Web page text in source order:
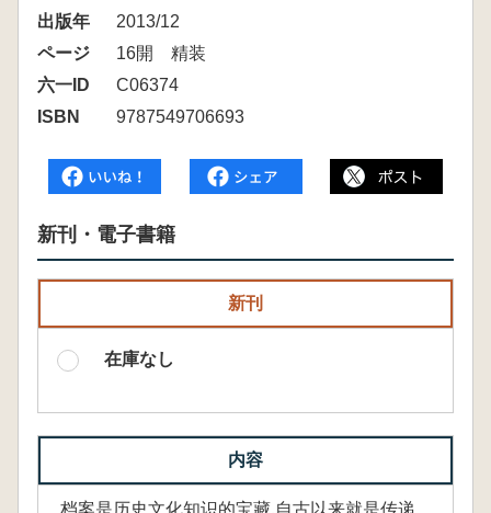
出版年
2013/12
ページ
16開 精装
六一ID
C06374
ISBN
9787549706693
新刊・電子書籍
新刊
在庫なし
内容
档案是历史文化知识的宝藏,自古以来就是传递